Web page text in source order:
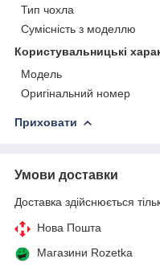
Тип чохла
Сумісність з моделлю
Користувальницькі
Мoдель
Оригінальний номер
Приховати
Умови доставки
Доставка здійснюється
Нова Пошта
Магазини Rozetka